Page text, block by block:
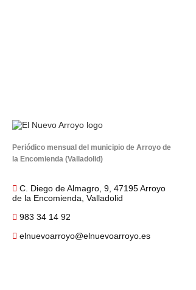
Periódico mensual del municipio de Arroyo de
la Encomienda (Valladolid)
C. Diego de Almagro, 9, 47195 Arroyo
de la Encomienda, Valladolid
983 34 14 92
elnuevoarroyo@elnuevoarroyo.es